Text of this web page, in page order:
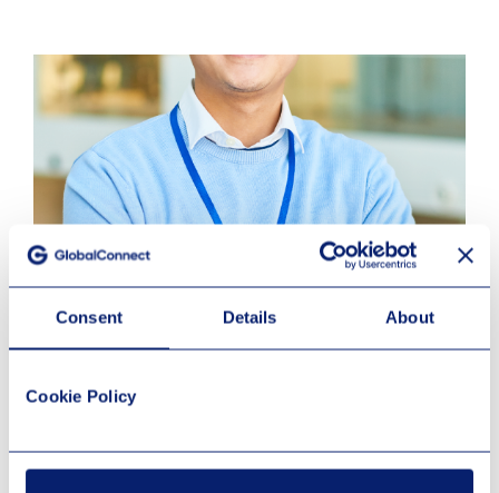
Consent Details About
Cookie Policy
Är du nyfiken på hur vi
kan hjälpa just din